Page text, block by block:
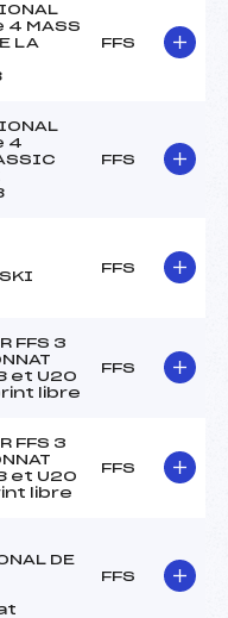
4 MASS
LA
FFS
4
FFS
SKI
FFS
FFS 3
et U20
libre
FFS
FFS 3
et U20
libre
FFS
DE
FFS